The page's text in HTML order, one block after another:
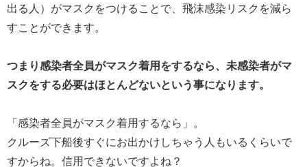
出る人）がマスクをつけることで、飛沫感染リスクを減ら
すことができます。
つまり感染者全員がマスク着用をするなら、未感染者がマ
スクをする必要はほとんどないという事になります。
「感染者全員がマスク着用するなら」。
クルーズ下船後すぐにお出かけしちゃう人もいるくらいで
すからね。信用できないですよね？